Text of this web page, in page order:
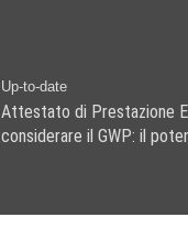
Up-to-date
Attestato di Prestazione
considerare il GWP: il